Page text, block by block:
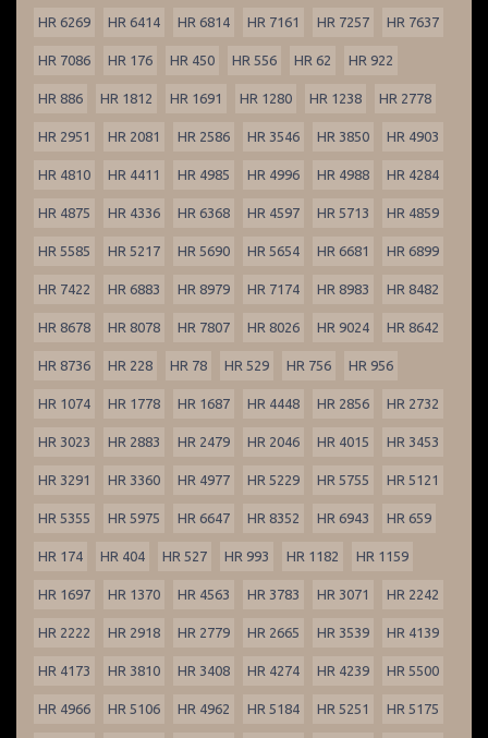
HR 6269 HR 6414 HR 6814 HR 7161 HR 7257 HR 7637
HR 7086 HR 176 HR 450 HR 556 HR 62 HR 922
HR 886 HR 1812 HR 1691 HR 1280 HR 1238 HR 2778
HR 2951 HR 2081 HR 2586 HR 3546 HR 3850 HR 4903
HR 4810 HR 4411 HR 4985 HR 4996 HR 4988 HR 4284
HR 4875 HR 4336 HR 6368 HR 4597 HR 5713 HR 4859
HR 5585 HR 5217 HR 5690 HR 5654 HR 6681 HR 6899
HR 7422 HR 6883 HR 8979 HR 7174 HR 8983 HR 8482
HR 8678 HR 8078 HR 7807 HR 8026 HR 9024 HR 8642
HR 8736 HR 228 HR 78 HR 529 HR 756 HR 956
HR 1074 HR 1778 HR 1687 HR 4448 HR 2856 HR 2732
HR 3023 HR 2883 HR 2479 HR 2046 HR 4015 HR 3453
HR 3291 HR 3360 HR 4977 HR 5229 HR 5755 HR 5121
HR 5355 HR 5975 HR 6647 HR 8352 HR 6943 HR 659
HR 174 HR 404 HR 527 HR 993 HR 1182 HR 1159
HR 1697 HR 1370 HR 4563 HR 3783 HR 3071 HR 2242
HR 2222 HR 2918 HR 2779 HR 2665 HR 3539 HR 4139
HR 4173 HR 3810 HR 3408 HR 4274 HR 4239 HR 5500
HR 4966 HR 5106 HR 4962 HR 5184 HR 5251 HR 5175